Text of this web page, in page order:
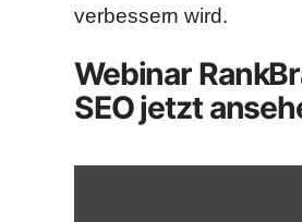
verbessern wird.
Webinar
SEO jetzt